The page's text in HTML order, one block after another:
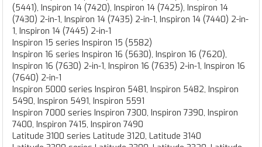
(5441), Inspiron 14 (7420), Inspiron 14 (7425), Inspiron 14
(7430) 2-in-1, Inspiron 14 (7435) 2-in-1, Inspiron 14 (7440) 2-in-
1, Inspiron 14 (7445) 2-in-1
Inspiron 15 series Inspiron 15 (5582)
Inspiron 16 series Inspiron 16 (5630), Inspiron 16 (7620),
Inspiron 16 (7630) 2-in-1, Inspiron 16 (7635) 2-in-1, Inspiron 16
(7640) 2-in-1
Inspiron 5000 series Inspiron 5481, Inspiron 5482, Inspiron
5490, Inspiron 5491, Inspiron 5591
Inspiron 7000 series Inspiron 7300, Inspiron 7390, Inspiron
7400, Inspiron 7415, Inspiron 7490
Latitude 3100 series Latitude 3120, Latitude 3140